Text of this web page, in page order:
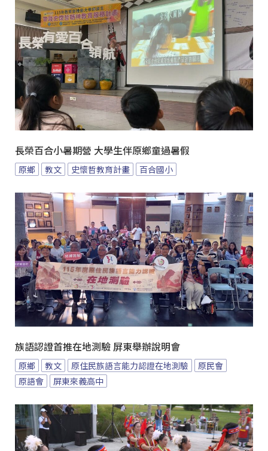
長榮百合小暑期營 大學生伴原鄉童過暑假
原鄉 教文 史懷哲教育計畫 百合國小
族語認證首推在地測驗 屏東舉辦說明會
原鄉 教文 原住民族語言能力認證在地測驗
原民會
原語會
屏東來義高中